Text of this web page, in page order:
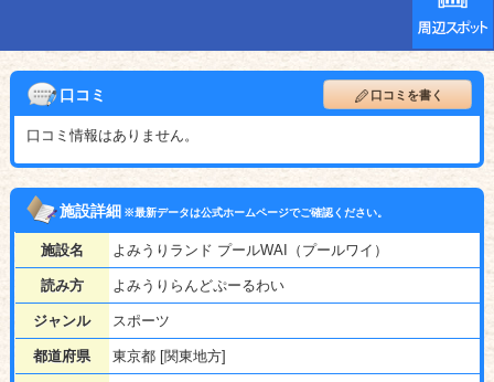
口コミ 口コミを書く
口コミ情報はありません。
施設詳細※最新データは公式ホームページでご確認ください。
施設名 よみうりランド プールWAI（プールワイ）
読み方 よみうりらんどぷーるわい
ジャンル スポーツ
都道府県 東京都 [関東地方]